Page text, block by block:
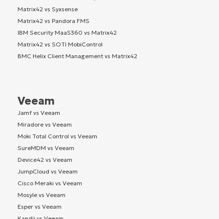
Matrix42 vs Syxsense
Matrix42 vs Pandora FMS
IBM Security MaaS360 vs Matrix42
Matrix42 vs SOTI MobiControl
BMC Helix Client Management vs Matrix42
Veeam
Jamf vs Veeam
Miradore vs Veeam
Moki Total Control vs Veeam
SureMDM vs Veeam
Device42 vs Veeam
JumpCloud vs Veeam
Cisco Meraki vs Veeam
Mosyle vs Veeam
Esper vs Veeam